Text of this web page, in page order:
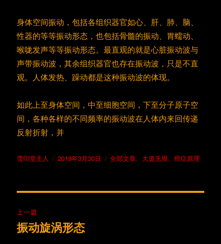
身体空间振动，包括各组织器官如心、肝、肺、脑、
性器的等等振动形态，也包括骨髓的振动、胃蠕动、
喉咙发声等等振动形态。最直观的就是心脏振动波与
声带振动波，其余组织器官也存在振动波，只是不直
观。人体发热、躁动都是这种振动波的体现。
如此上至身体空间，中至细胞空间，下至分子原子空
间，各种各样的不同频率的振动波在人体内来回传递
反射折射，并
作
雪印堂主人
发
2019年3月30日
分
全部文章 大道无垠 、癌症原理
章
上一篇
上
振动旋涡形态